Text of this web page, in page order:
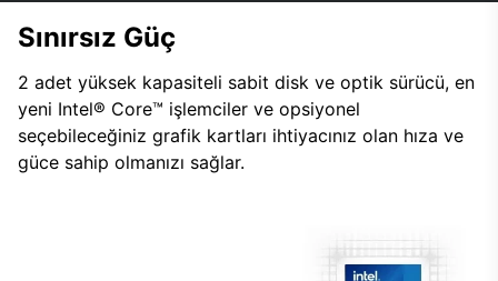
Sınırsız Güç
2 adet yüksek kapasiteli sabit disk ve optik sürücü, en
yeni Intel® Core™ işlemciler ve opsiyonel
seçebileceğiniz grafik kartları ihtiyacınız olan hıza ve
güce sahip olmanızı sağlar.